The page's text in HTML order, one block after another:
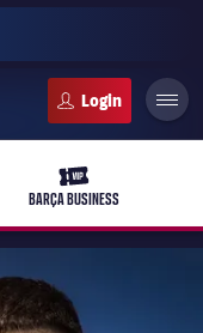
ticket-vip
BARÇA BUSINESS